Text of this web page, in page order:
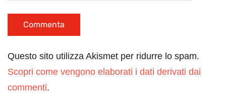
Questo sito utilizza Akismet per ridurre lo spam.
Scopri come vengono elaborati i dati derivati dai
commenti.